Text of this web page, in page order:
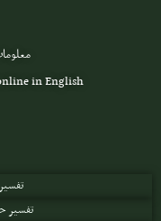
in English
تفسير